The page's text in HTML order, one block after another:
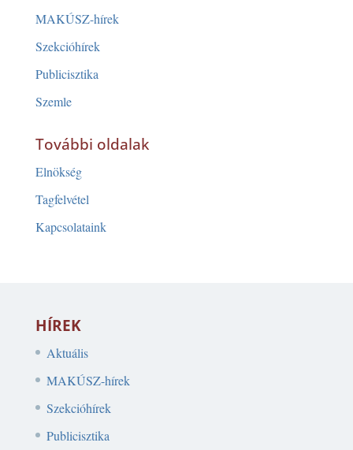
MAKÚSZ-hírek
Szekcióhírek
Publicisztika
Szemle
További oldalak
Elnökség
Tagfelvétel
Kapcsolataink
HÍREK
Aktuális
MAKÚSZ-hírek
Szekcióhírek
Publicisztika